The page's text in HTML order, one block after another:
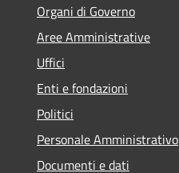
Organi di Governo
Aree Amministrative
Uffici
Enti e fondazioni
Politici
Personale Amministrativo
Documenti e dati